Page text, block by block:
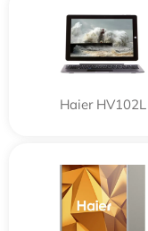
Haier HV102L